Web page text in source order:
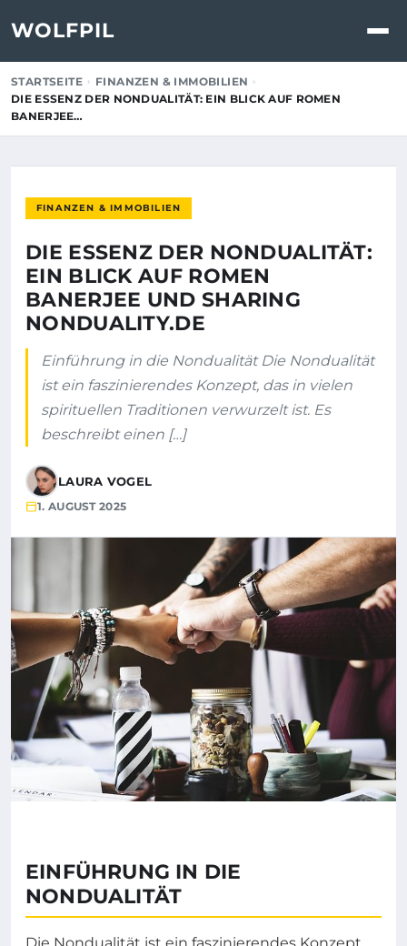
WOLFPIL
STARTSEITE
FINANZEN & IMMOBILIEN
DIE ESSENZ DER NONDUALITÄT: EIN BLICK AUF ROMEN
BANERJEE…
FINANZEN & IMMOBILIEN
DIE ESSENZ DER NONDUALITÄT:
EIN BLICK AUF ROMEN
BANERJEE UND SHARING
NONDUALITY.DE
Einführung in die Nondualität Die Nondualität
ist ein faszinierendes Konzept, das in vielen
spirituellen Traditionen verwurzelt ist. Es
beschreibt einen […]
LAURA VOGEL
1. AUGUST 2025
EINFÜHRUNG IN DIE
NONDUALITÄT
Die Nondualität ist ein faszinierendes Konzept,